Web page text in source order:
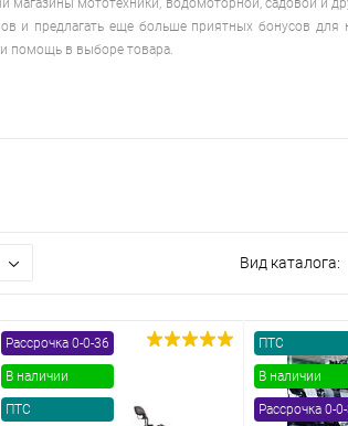
мототехники, водомоторной, садовой и
и предлагать еще больше приятных бонусов
помощь в выборе товара.
Вид каталога:
Рассрочка 0-0-36
В наличии
ПТС
ПТС
В наличии
Рассрочка 0-